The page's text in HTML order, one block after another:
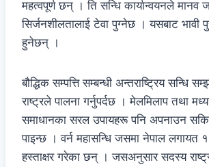
महत्वपूर्ण छन् । ति सन्धि कार्यान्वयनले मानव
सिर्जनशीलतालाई टेवा पुग्नेछ । यसबाट भावी
हुनेछन् ।
बौद्धिक सम्पत्ति सम्बन्धी अन्तराष्ट्रिय सन्धि
राष्ट्रले पालना गर्नुपर्दछ । मेलमिलाप तथा
समाधानका सरल उपायहरू पनि अपनाउन
पाइन्छ । वर्न महासन्धि जसमा नेपाल
हस्ताक्षर गरेका छन् । जसअनुसार सदस्य